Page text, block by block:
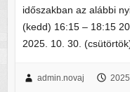
időszakban az alábbi
(kedd) 16:15 – 18:15
2025. 10. 30.
admin.novaj